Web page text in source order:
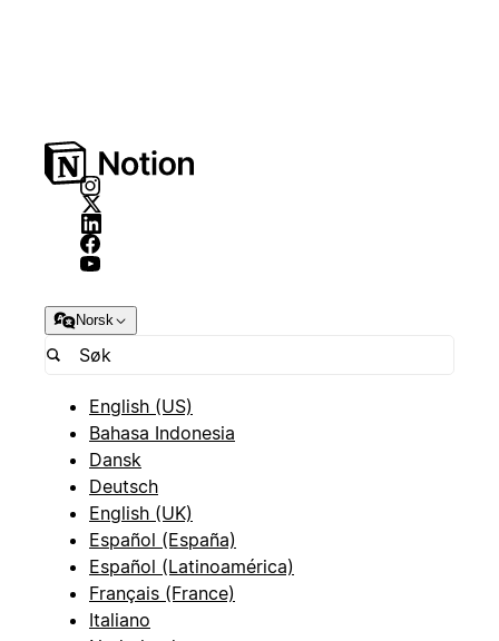
Norsk
English (US)
Bahasa Indonesia
Dansk
Deutsch
English (UK)
Español (España)
Español (Latinoamérica)
Français (France)
Italiano